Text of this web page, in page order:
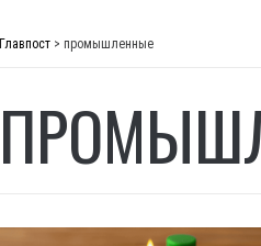
Главпост > промышленные